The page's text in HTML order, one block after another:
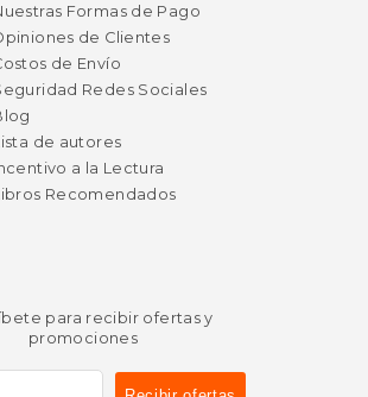
Formas de Pago
de Clientes
de Envío
Redes Sociales
de autores
a la Lectura
Recomendados
para recibir ofertas y
promociones